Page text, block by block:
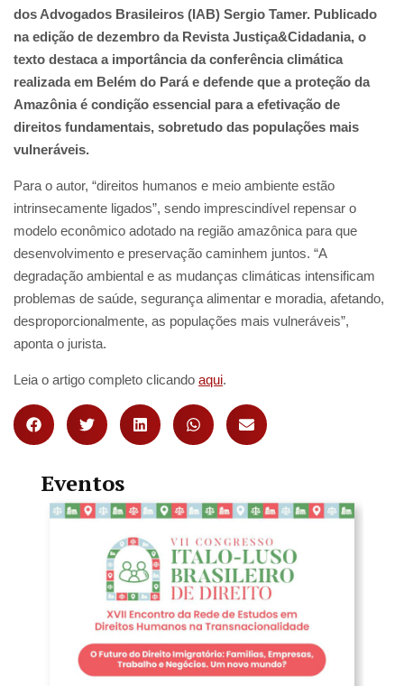
dos Advogados Brasileiros (IAB) Sergio Tamer. Publicado
na edição de dezembro da Revista Justiça&Cidadania, o
texto destaca a importância da conferência climática
realizada em Belém do Pará e defende que a proteção da
Amazônia é condição essencial para a efetivação de
direitos fundamentais, sobretudo das populações mais
vulneráveis.
Para o autor, “direitos humanos e meio ambiente estão
intrinsecamente ligados”, sendo imprescindível repensar o
modelo econômico adotado na região amazônica para que
desenvolvimento e preservação caminhem juntos. “A
degradação ambiental e as mudanças climáticas intensificam
problemas de saúde, segurança alimentar e moradia, afetando,
desproporcionalmente, as populações mais vulneráveis”,
aponta o jurista.
Leia o artigo completo clicando aqui.
Eventos